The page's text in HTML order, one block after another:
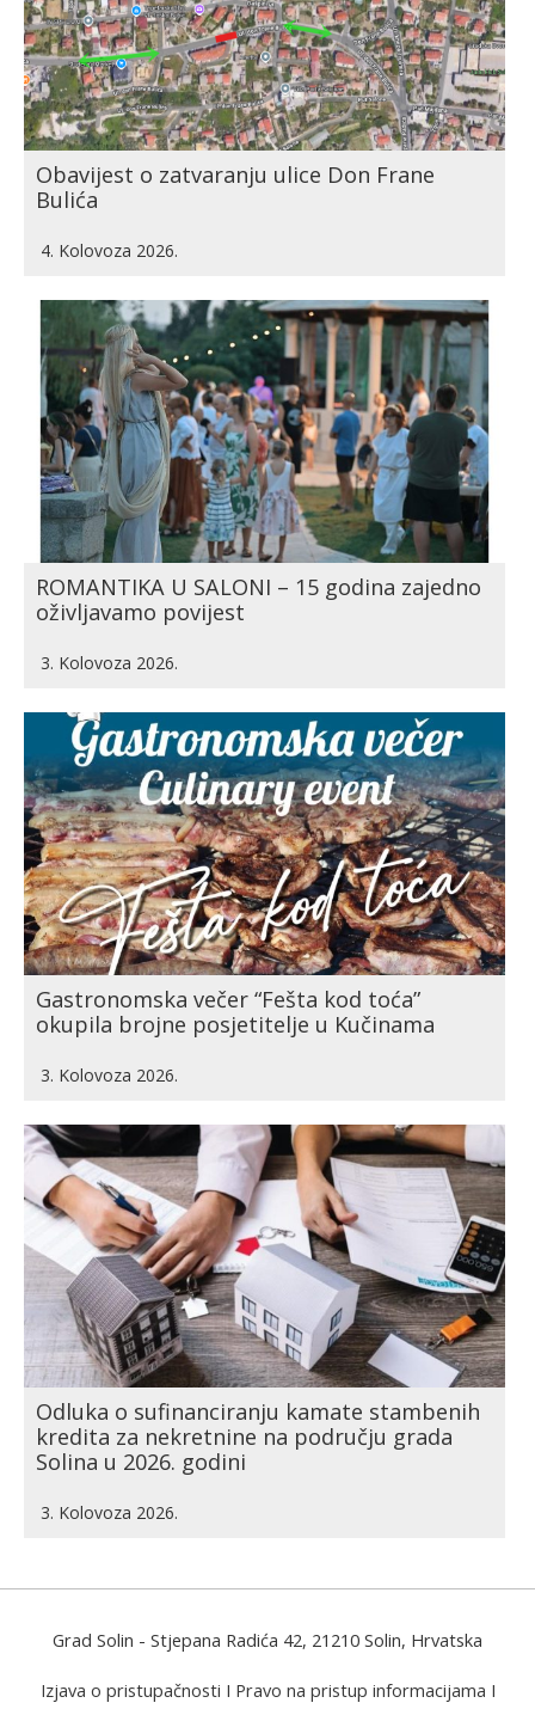
Obavijest o zatvaranju ulice Don Frane
Bulića
4. Kolovoza 2026.
ROMANTIKA U SALONI – 15 godina zajedno
oživljavamo povijest
3. Kolovoza 2026.
Gastronomska večer “Fešta kod toća”
okupila brojne posjetitelje u Kučinama
3. Kolovoza 2026.
Odluka o sufinanciranju kamate stambenih
kredita za nekretnine na području grada
Solina u 2026. godini
3. Kolovoza 2026.
Grad Solin - Stjepana Radića 42, 21210 Solin, Hrvatska
Izjava o pristupačnosti I Pravo na pristup informacijama I